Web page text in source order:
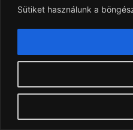
Sütiket használunk a